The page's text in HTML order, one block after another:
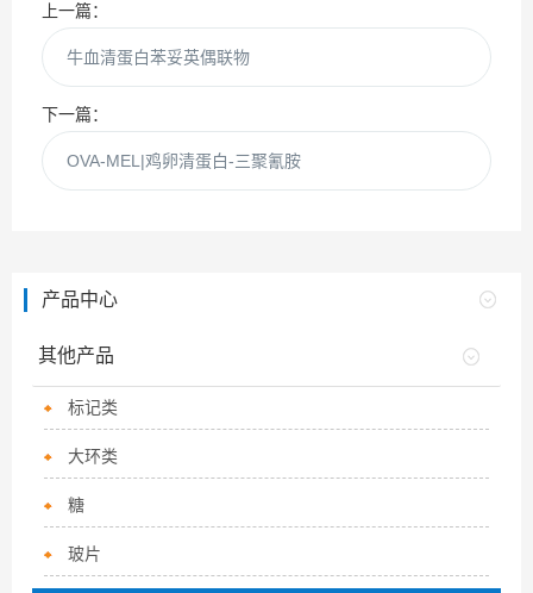
上一篇：
牛血清蛋白苯妥英偶联物
下一篇：
OVA-MEL|鸡卵清蛋白-三聚氰胺
产品中心
其他产品
标记类
大环类
糖
玻片